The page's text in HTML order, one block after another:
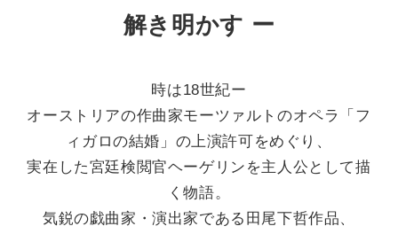
解き明かす ー
時は18世紀ー
オーストリアの作曲家モーツァルトのオペラ「フ
ィガロの結婚」の上演許可をめぐり、
実在した宮廷検閲官ヘーゲリンを主人公として描
く物語。
気鋭の戯曲家・演出家である田尾下哲作品、